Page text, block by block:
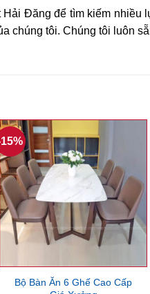
Hải Đăng để tìm kiếm nhiều
chúng tôi. Chúng tôi luôn
Bộ Bàn Ăn 6 Ghế Cao Cấp